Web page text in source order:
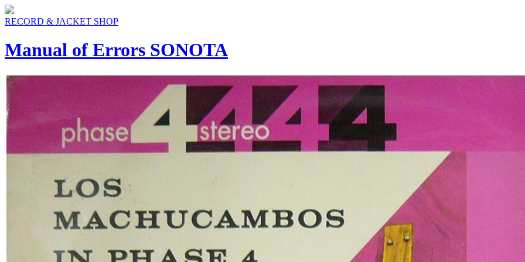
RECORD & JACKET SHOP
Manual of Errors SONOTA